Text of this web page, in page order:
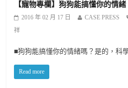
【寵物專欄】狗狗能搞懂你的情緒
2016 年 02 月 17 日 CASE PRESS
祥
■狗狗能搞懂你的情緒嗎？是的，科
Read more